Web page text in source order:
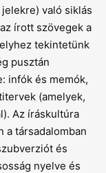
való siklás
írott szövegek a
tekintetünk
pusztán
infók és memók,
(amelyek,
Az íráskultúra
a társadalomban
és
nyelve és